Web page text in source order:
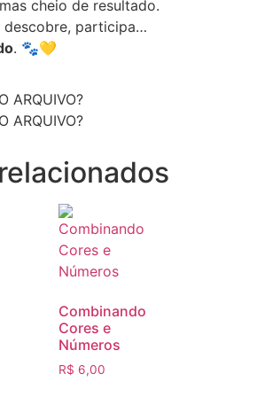
cheio de resultado.
descobre, participa…
. 🐾💛
ARQUIVO?
ARQUIVO?
Combinando
Cores e
Números
R$ 6,00